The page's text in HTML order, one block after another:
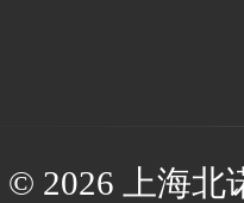
© 2026 上海北